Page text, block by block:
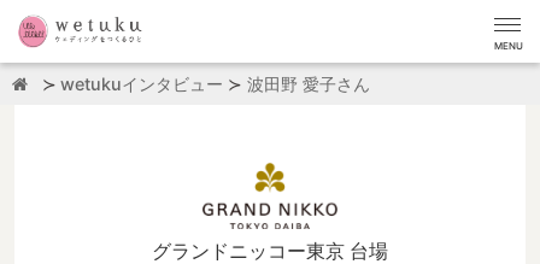
MENU
wetukuインタビュー 波田野 愛子さん
グランドニッコー東京 台場